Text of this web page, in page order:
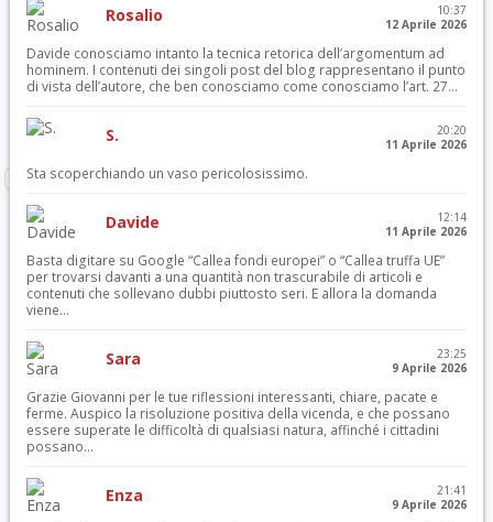
Rosalio
10:37
12 Aprile 2026
Davide conosciamo intanto la tecnica retorica dell’argomentum ad
hominem. I contenuti dei singoli post del blog rappresentano il punto
di vista dell’autore, che ben conosciamo come conosciamo l’art. 27...
S.
20:20
11 Aprile 2026
Sta scoperchiando un vaso pericolosissimo.
Davide
12:14
11 Aprile 2026
Basta digitare su Google “Callea fondi europei” o “Callea truffa UE”
per trovarsi davanti a una quantità non trascurabile di articoli e
contenuti che sollevano dubbi piuttosto seri. E allora la domanda
viene...
Sara
23:25
9 Aprile 2026
Grazie Giovanni per le tue riflessioni interessanti, chiare, pacate e
ferme. Auspico la risoluzione positiva della vicenda, e che possano
essere superate le difficoltà di qualsiasi natura, affinché i cittadini
possano...
Enza
21:41
9 Aprile 2026